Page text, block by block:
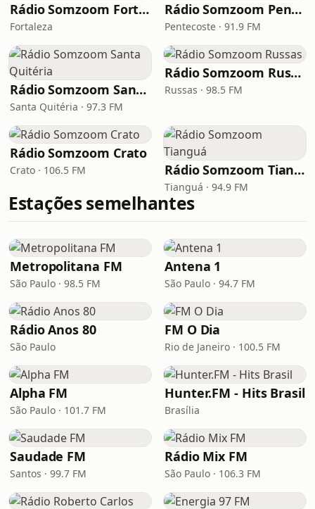
Rádio Somzoom Fortaleza
Fortaleza
Rádio Somzoom Pentecoste
Pentecoste · 91.9 FM
Rádio Somzoom Santa Quitéria
Santa Quitéria · 97.3 FM
Rádio Somzoom Russas
Russas · 98.5 FM
Rádio Somzoom Crato
Crato · 106.5 FM Rádio Somzoom Tianguá
Tianguá · 94.9 FM
Estações semelhantes
Metropolitana FM
São Paulo · 98.5 FM
Antena 1
São Paulo · 94.7 FM
Rádio Anos 80
São Paulo
FM O Dia
Rio de Janeiro · 100.5 FM
Alpha FM
São Paulo · 101.7 FM
Hunter.FM - Hits Brasil
Brasília
Saudade FM
Santos · 99.7 FM
Rádio Mix FM
São Paulo · 106.3 FM